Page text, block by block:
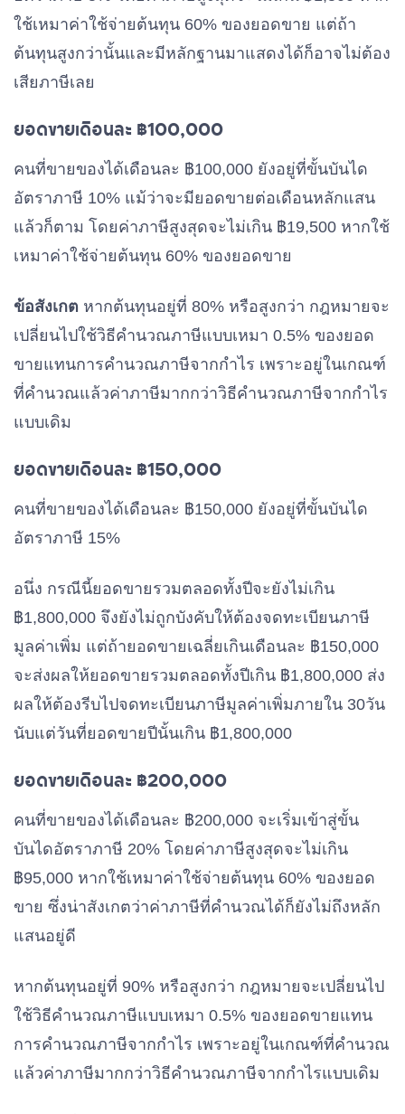
ใช้เหมาค่าใช้จ่ายต้นทุน 60% ของยอดขาย แต่ถ้า
ต้นทุนสูงกว่านั้นและมีหลักฐานมาแสดงได้ก็อาจไม่ต้อง
เสียภาษีเลย
ยอดขายเดือนละ ฿100,000
คนที่ขายของได้เดือนละ ฿100,000 ยังอยู่ที่ขั้นบันได
อัตราภาษี 10% แม้ว่าจะมียอดขายต่อเดือนหลักแสน
แล้วก็ตาม โดยค่าภาษีสูงสุดจะไม่เกิน ฿19,500 หากใช้
เหมาค่าใช้จ่ายต้นทุน 60% ของยอดขาย
ข้อสังเกต หากต้นทุนอยู่ที่ 80% หรือสูงกว่า กฎหมายจะ
เปลี่ยนไปใช้วิธีคำนวณภาษีแบบเหมา 0.5% ของยอด
ขายแทนการคำนวณภาษีจากกำไร เพราะอยู่ในเกณฑ์
ที่คำนวณแล้วค่าภาษีมากกว่าวิธีคำนวณภาษีจากกำไร
แบบเดิม
ยอดขายเดือนละ ฿150,000
คนที่ขายของได้เดือนละ ฿150,000 ยังอยู่ที่ขั้นบันได
อัตราภาษี 15%
อนึ่ง กรณีนี้ยอดขายรวมตลอดทั้งปีจะยังไม่เกิน
฿1,800,000 จึงยังไม่ถูกบังคับให้ต้องจดทะเบียนภาษี
มูลค่าเพิ่ม แต่ถ้ายอดขายเฉลี่ยเกินเดือนละ ฿150,000
จะส่งผลให้ยอดขายรวมตลอดทั้งปีเกิน ฿1,800,000 ส่ง
ผลให้ต้องรีบไปจดทะเบียนภาษีมูลค่าเพิ่มภายใน 30วัน
นับแต่วันที่ยอดขายปีนั้นเกิน ฿1,800,000
ยอดขายเดือนละ ฿200,000
คนที่ขายของได้เดือนละ ฿200,000 จะเริ่มเข้าสู่ขั้น
บันไดอัตราภาษี 20% โดยค่าภาษีสูงสุดจะไม่เกิน
฿95,000 หากใช้เหมาค่าใช้จ่ายต้นทุน 60% ของยอด
ขาย ซึ่งน่าสังเกตว่าค่าภาษีที่คำนวณได้ก็ยังไม่ถึงหลัก
แสนอยู่ดี
หากต้นทุนอยู่ที่ 90% หรือสูงกว่า กฎหมายจะเปลี่ยนไป
ใช้วิธีคำนวณภาษีแบบเหมา 0.5% ของยอดขายแทน
การคำนวณภาษีจากกำไร เพราะอยู่ในเกณฑ์ที่คำนวณ
แล้วค่าภาษีมากกว่าวิธีคำนวณภาษีจากกำไรแบบเดิม